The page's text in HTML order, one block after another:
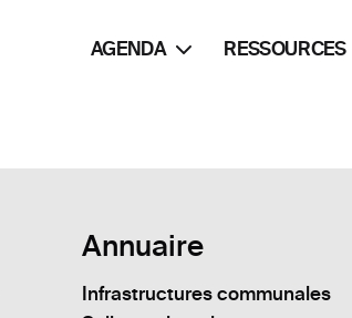
AGENDA RESSOURCES
Annuaire
Infrastructures communales